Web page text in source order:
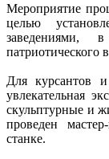
Мероприятие
целью
патриотического
Для курсантов
увлекательная
скульптурные и
проведен
станке.